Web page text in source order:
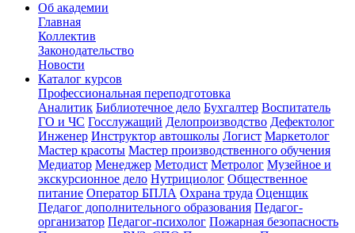
Об академии
Главная
Коллектив
Законодательство
Новости
Каталог курсов
Профессиональная переподготовка
Аналитик Библиотечное дело Бухгалтер Воспитатель
ГО и ЧС Госслужащий Делопроизводство Дефектолог
Инженер Инструктор автошколы Логист Маркетолог
Мастер красоты Мастер производственного обучения
Медиатор Менеджер Методист Метролог Музейное и
экскурсионное дело Нутрициолог Общественное
питание Оператор БПЛА Охрана труда Оценщик
Педагог дополнительного образования Педагог-
организатор Педагог-психолог Пожарная безопасность